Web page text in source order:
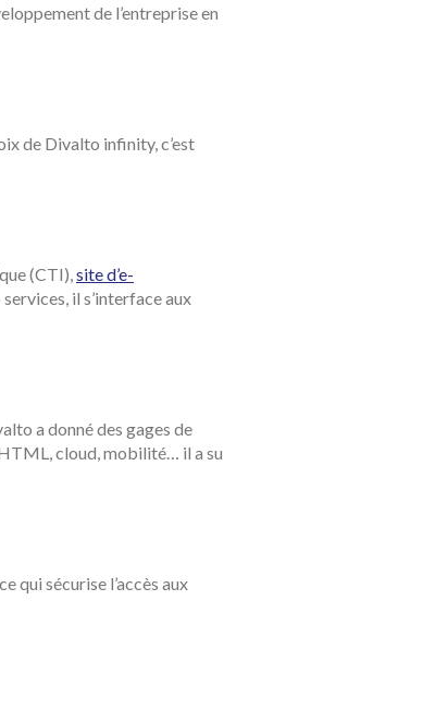
de l’entreprise en
de Divalto infinity, c’est
(CTI),site d’e-
il s’interface aux
a donné des gages de
HTML, cloud, mobilité… il a su
qui sécurise l’accès aux